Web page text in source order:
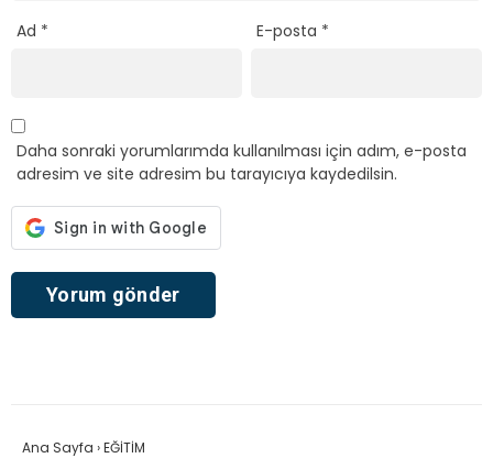
Ad * E-posta *
Daha sonraki yorumlarımda kullanılması için adım, e-posta
adresim ve site adresim bu tarayıcıya kaydedilsin.
Ana Sayfa ›EĞİTİM